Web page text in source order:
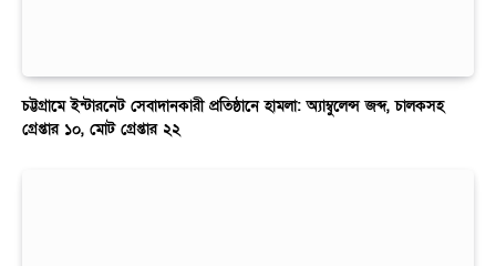
চট্টগ্রামে ইন্টারনেট সেবাদানকারী প্রতিষ্ঠানে হামলা: অ্যাম্বুলেন্স জব্দ, চালকসহ
গ্রেপ্তার ১০, মোট গ্রেপ্তার ২২